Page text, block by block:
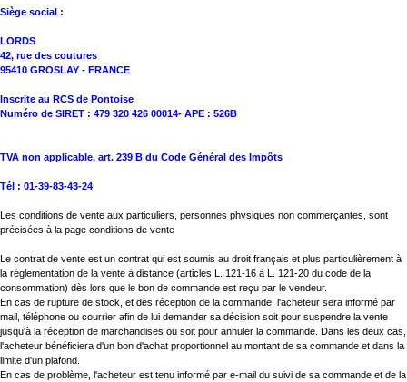
Siège social :
LORDS
42, rue des coutures
95410 GROSLAY - FRANCE
Inscrite au RCS de Pontoise
Numéro de SIRET : 479 320 426 00014- APE : 526B
TVA non applicable, art. 239 B du Code Général des Impôts
Tél : 01-39-83-43-24
Les conditions de vente aux particuliers, personnes physiques non commerçantes, sont
précisées à la page conditions de vente
Le contrat de vente est un contrat qui est soumis au droit français et plus particulièrement à
la réglementation de la vente à distance (articles L. 121-16 à L. 121-20 du code de la
consommation) dès lors que le bon de commande est reçu par le vendeur.
En cas de rupture de stock, et dès réception de la commande, l'acheteur sera informé par
mail, téléphone ou courrier afin de lui demander sa décision soit pour suspendre la vente
jusqu'à la réception de marchandises ou soit pour annuler la commande. Dans les deux cas,
l'acheteur bénéficiera d'un bon d'achat proportionnel au montant de sa commande et dans la
limite d'un plafond.
En cas de problème, l'acheteur est tenu informé par e-mail du suivi de sa commande et de la